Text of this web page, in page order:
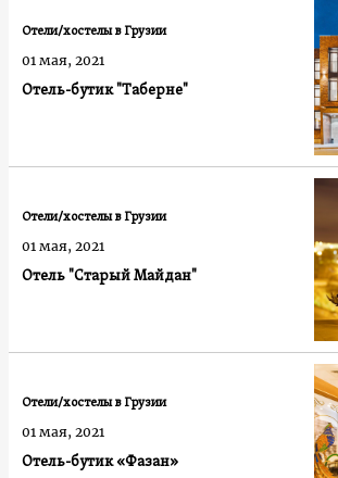
Отель-бутик "Таберне"
Отели/хостелы в Грузии
01 мая, 2021
Отель "Старый Майдан"
Отели/хостелы в Грузии
01 мая, 2021
Отель-бутик «Фазан»
Отели/хостелы в Грузии
01 мая, 2021